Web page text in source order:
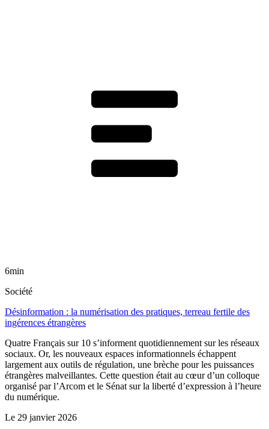
6min
Société
Désinformation : la numérisation des pratiques, terreau fertile des
ingérences étrangères
Quatre Français sur 10 s’informent quotidiennement sur les réseaux
sociaux. Or, les nouveaux espaces informationnels échappent
largement aux outils de régulation, une brèche pour les puissances
étrangères malveillantes. Cette question était au cœur d’un colloque
organisé par l’Arcom et le Sénat sur la liberté d’expression à l’heure
du numérique.
Le 29 janvier 2026